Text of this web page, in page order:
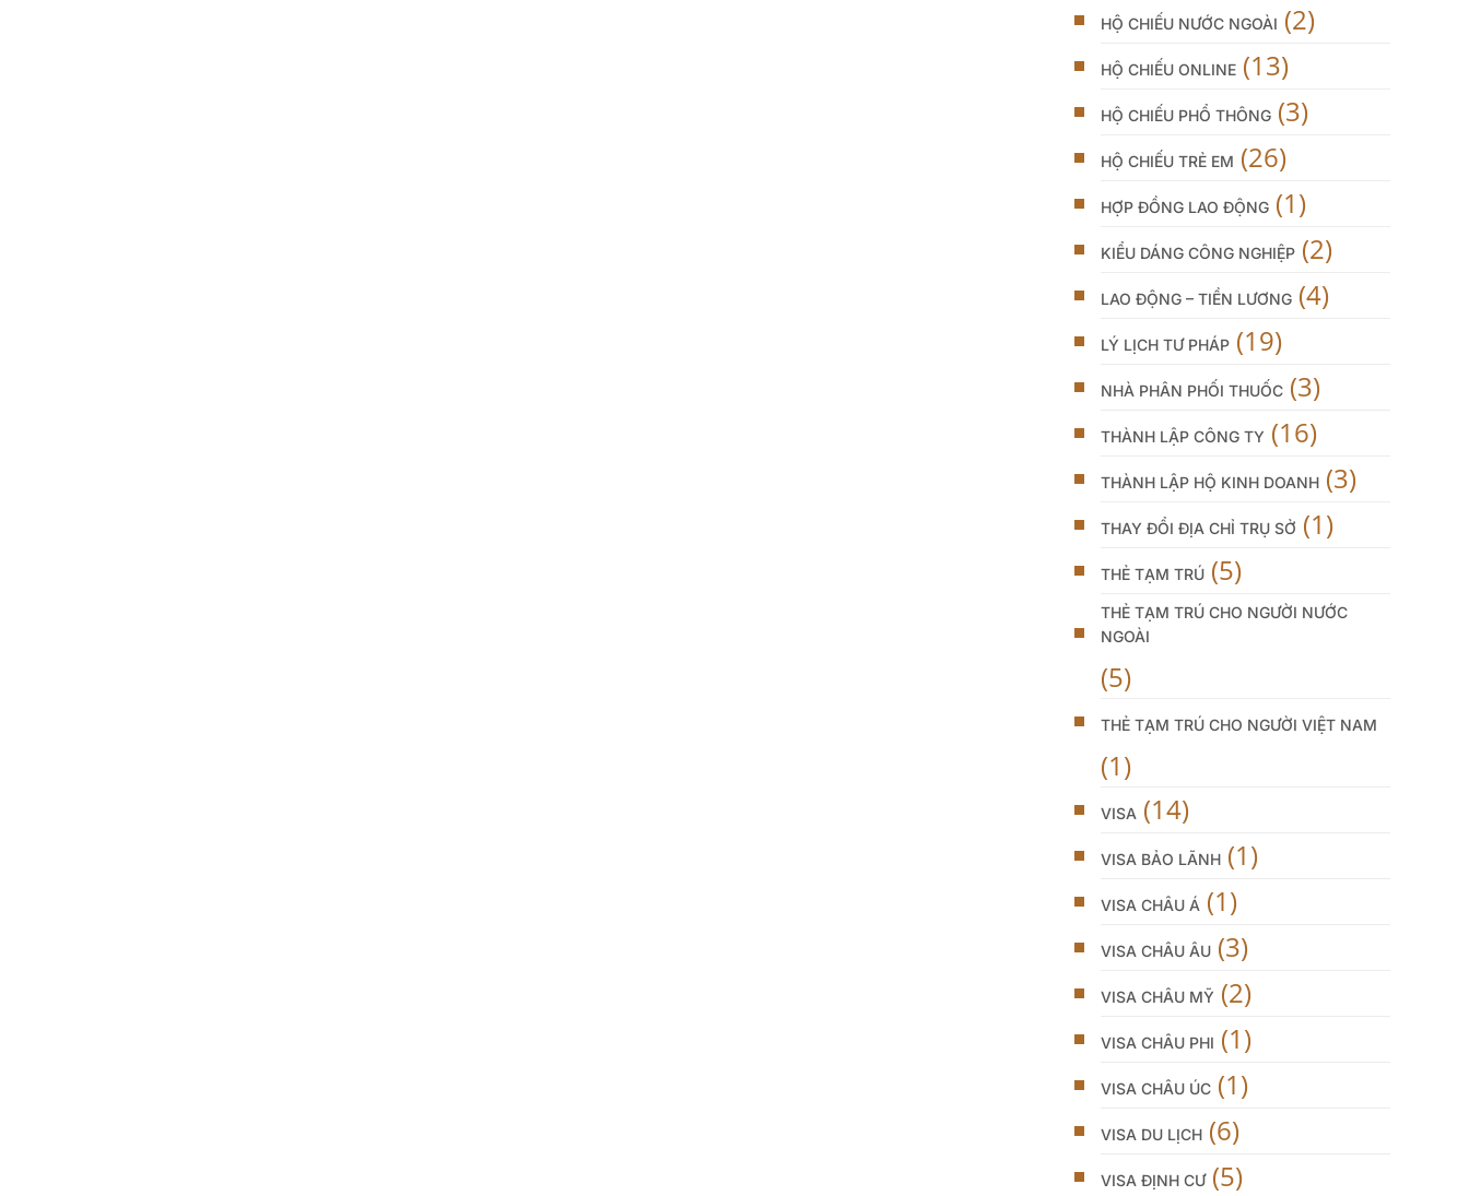
HỘ CHIẾU NƯỚC NGOÀI (2)
HỘ CHIẾU ONLINE (13)
HỘ CHIẾU PHỔ THÔNG (3)
HỘ CHIẾU TRẺ EM (26)
HỢP ĐỒNG LAO ĐỘNG (1)
KIỂU DÁNG CÔNG NGHIỆP (2)
LAO ĐỘNG – TIỀN LƯƠNG (4)
LÝ LỊCH TƯ PHÁP (19)
NHÀ PHÂN PHỐI THUỐC (3)
THÀNH LẬP CÔNG TY (16)
THÀNH LẬP HỘ KINH DOANH (3)
THAY ĐỔI ĐỊA CHỈ TRỤ SỞ (1)
THẺ TẠM TRÚ (5)
THẺ TẠM TRÚ CHO NGƯỜI NƯỚC
NGOÀI
(5)
THẺ TẠM TRÚ CHO NGƯỜI VIỆT NAM
(1)
VISA (14)
VISA BẢO LÃNH (1)
VISA CHÂU Á (1)
VISA CHÂU ÂU (3)
VISA CHÂU MỸ (2)
VISA CHÂU PHI (1)
VISA CHÂU ÚC (1)
VISA DU LỊCH (6)
VISA ĐỊNH CƯ(5)